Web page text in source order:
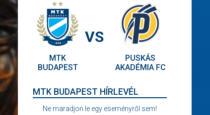
MTK
BUDAPEST
VS
PUSKÁS
AKADÉMIA FC
MTK BUDAPEST HÍRLEVÉL
Ne maradjon le egy eseményről sem!